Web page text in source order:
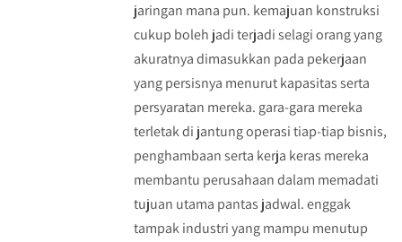
jaringan mana pun. kemajuan konstruksi
cukup boleh jadi terjadi selagi orang yang
akuratnya dimasukkan pada pekerjaan
yang persisnya menurut kapasitas serta
persyaratan mereka. gara-gara mereka
terletak di jantung operasi tiap-tiap bisnis,
penghambaan serta kerja keras mereka
membantu perusahaan dalam memadati
tujuan utama pantas jadwal. enggak
tampak industri yang mampu menutup